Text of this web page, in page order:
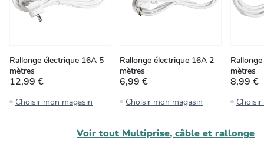
Rallonge électrique 16A 5
mètres
12,99 €
Choisir mon magasin
Rallonge électrique 16A 2
mètres
6,99 €
Choisir mon magasin
mètres
8,99 €
Voir tout Multiprise, câble et rallonge